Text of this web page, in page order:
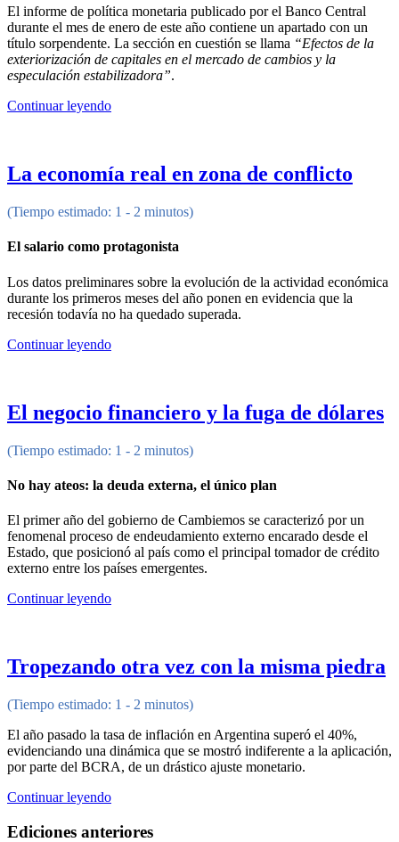
El informe de política monetaria publicado por el Banco Central
durante el mes de enero de este año contiene un apartado con un
título sorpendente. La sección en cuestión se llama “Efectos de la
exteriorización de capitales en el mercado de cambios y la
especulación estabilizadora”.
Continuar leyendo
La economía real en zona de conflicto
(Tiempo estimado: 1 - 2 minutos)
El salario como protagonista
Los datos preliminares sobre la evolución de la actividad económica
durante los primeros meses del año ponen en evidencia que la
recesión todavía no ha quedado superada.
Continuar leyendo
El negocio financiero y la fuga de dólares
(Tiempo estimado: 1 - 2 minutos)
No hay ateos: la deuda externa, el único plan
El primer año del gobierno de Cambiemos se caracterizó por un
fenomenal proceso de endeudamiento externo encarado desde el
Estado, que posicionó al país como el principal tomador de crédito
externo entre los países emergentes.
Continuar leyendo
Tropezando otra vez con la misma piedra
(Tiempo estimado: 1 - 2 minutos)
El año pasado la tasa de inflación en Argentina superó el 40%,
evidenciando una dinámica que se mostró indiferente a la aplicación,
por parte del BCRA, de un drástico ajuste monetario.
Continuar leyendo
Ediciones anteriores